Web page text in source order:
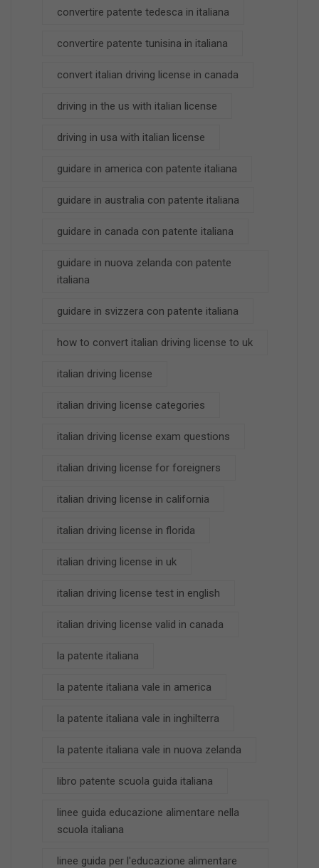
convertire patente tedesca in italiana
convertire patente tunisina in italiana
convert italian driving license in canada
driving in the us with italian license
driving in usa with italian license
guidare in america con patente italiana
guidare in australia con patente italiana
guidare in canada con patente italiana
guidare in nuova zelanda con patente
italiana
guidare in svizzera con patente italiana
how to convert italian driving license to uk
italian driving license
italian driving license categories
italian driving license exam questions
italian driving license for foreigners
italian driving license in california
italian driving license in florida
italian driving license in uk
italian driving license test in english
italian driving license valid in canada
la patente italiana
la patente italiana vale in america
la patente italiana vale in inghilterra
la patente italiana vale in nuova zelanda
libro patente scuola guida italiana
linee guida educazione alimentare nella
scuola italiana
linee guida per l'educazione alimentare